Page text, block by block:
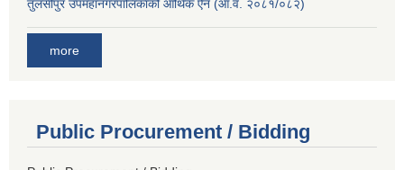
तुलसीपुर उपमहानगरपालिकाको आर्थिक ऐन (आ.व. २०८१/०८२)
more
Public Procurement / Bidding